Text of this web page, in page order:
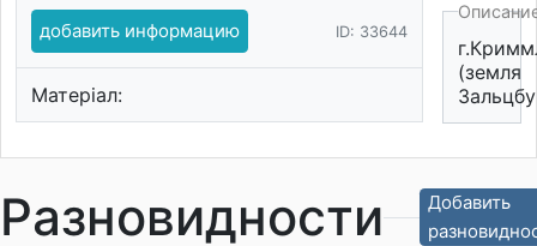
добавить информацию ID: 33644
Матеріал:
(земля
Разновидности
Добавить